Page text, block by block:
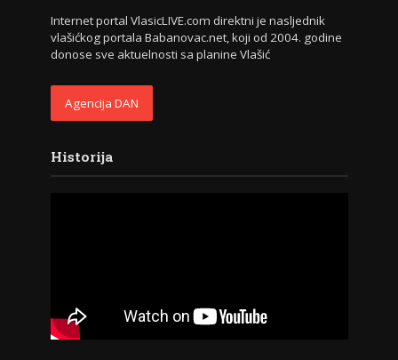
Internet portal VlasicLIVE.com direktni je nasljednik
vlašićkog portala Babanovac.net, koji od 2004. godine
donose sve aktuelnosti sa planine Vlašić
Agencija DAN
Historija